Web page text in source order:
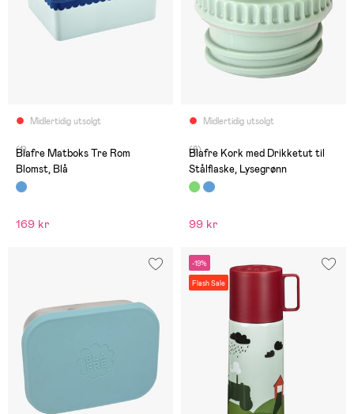
Midlertidig utsolgt
(1)
Blafre Matboks Tre Rom
Blomst, Blå
169 kr
Midlertidig utsolgt
(8)
Blafre Kork med Drikketut til
Stålflaske, Lysegrønn
99 kr
-19%
Flash Sale